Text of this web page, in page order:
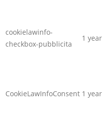
cookielawinfo-
checkbox-pubblicita
1 year
CookieLawInfoConsent 1 year